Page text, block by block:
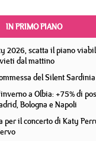
IN PRIMO PIANO
2026, scatta il piano
dal mattino
del Silent
a Olbia: +75% di
Bologna e Napoli
per il concerto di Katy